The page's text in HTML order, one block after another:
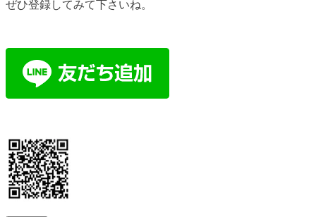
ぜひ登録してみて下さいね。